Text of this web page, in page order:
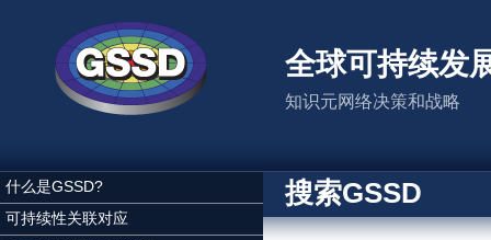
全球可持续发
知识元网络决策和战略
什么是GSSD?
可持续性关联对应
搜索GSSD